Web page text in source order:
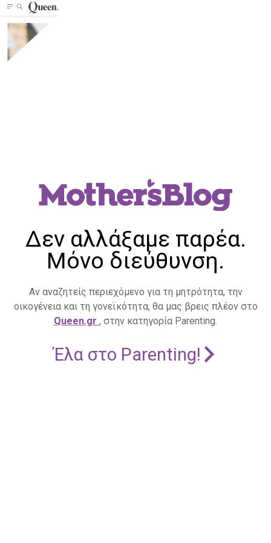
Δεν αλλάξαμε παρέα.
Μόνο διεύθυνση.
Αν αναζητείς περιεχόμενο για τη μητρότητα, την
οικογένεια και τη γονεϊκότητα, θα μας βρεις πλέον στο
Queen.gr , στην κατηγορία Parenting.
Έλα στο Parenting!